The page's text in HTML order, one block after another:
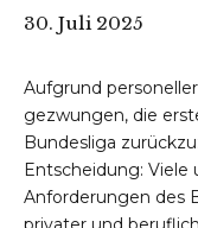
30. Juli 2025
Aufgrund
gezwungen, die
Bundesliga
Entscheidung: Viele
Anforderungen des